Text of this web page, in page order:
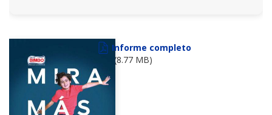
Informe completo
(8.77 MB)